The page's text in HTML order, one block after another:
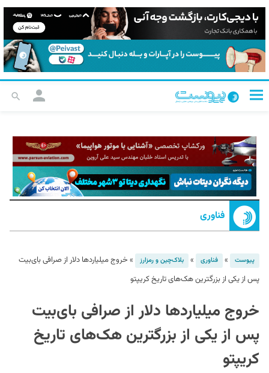
فناوری
پیوست » فناوری » بلاک‌چین و رمزارز » خروج میلیارد‌ها دلار از صرافی بای‌بیت
پس از یکی از بزرگترین هک‌های تاریخ کریپتو
خروج میلیارد‌ها دلار از صرافی بای‌بیت
پس از یکی از بزرگترین هک‌های تاریخ
کریپتو